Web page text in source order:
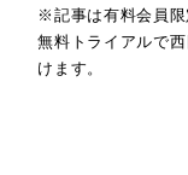
※記事は有料会員限
無料トライアルで
けます。